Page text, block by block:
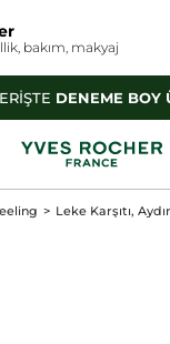
bakım, makyaj
DENEME BOY